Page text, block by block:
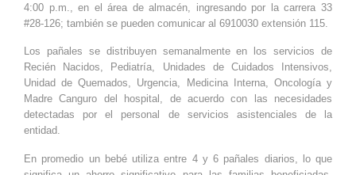
4:00 p.m., en el área de almacén, ingresando por la carrera 33
#28-126; también se pueden comunicar al 6910030 extensión 115.
Los pañales se distribuyen semanalmente en los servicios de
Recién Nacidos, Pediatría, Unidades de Cuidados Intensivos,
Unidad de Quemados, Urgencia, Medicina Interna, Oncología y
Madre Canguro del hospital, de acuerdo con las necesidades
detectadas por el personal de servicios asistenciales de la
entidad.
En promedio un bebé utiliza entre 4 y 6 pañales diarios, lo que